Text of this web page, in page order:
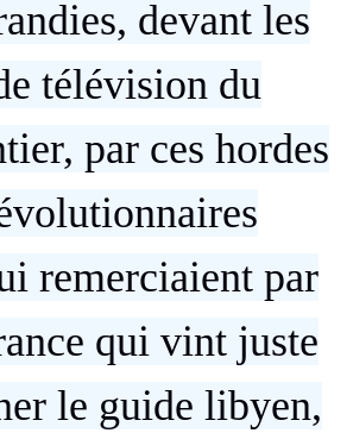
devant les
télévision du
par ces hordes
remerciaient par
qui vint juste
le guide libyen,